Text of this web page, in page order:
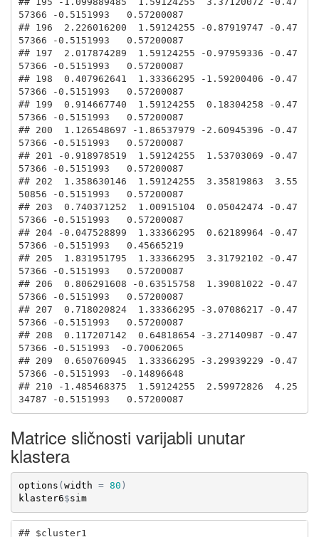
Matrice sličnosti varijabli unutar
klastera
options ( width = 80 )
klaster6$sim
## $cluster1